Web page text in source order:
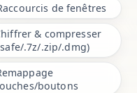
de fenêtres
& compresser
.7z/.zip/.dmg)
boutons